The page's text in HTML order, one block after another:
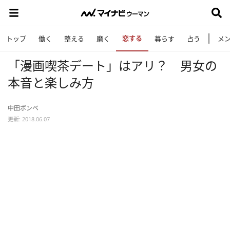
トップ 働く 整える 磨く 恋する 暮らす 占う メ
「漫画喫茶デート」はアリ？ 男女の
本音と楽しみ方
中田ボンベ
更新: 2018.06.07